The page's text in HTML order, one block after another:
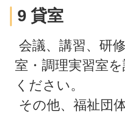
9 貸室
会議、講習、研
室・調理実習室
ください。
その他、福祉団